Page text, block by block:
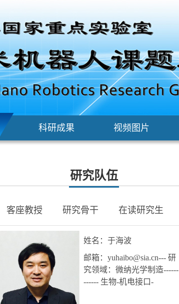
科研成果 视频图片
研究队伍
客座教授 研究骨干 在读研究生
姓名：于海波
邮箱：yuhaibo@sia.cn--- 研
究领域：微纳光学制造------
------ 生物-机电接口-